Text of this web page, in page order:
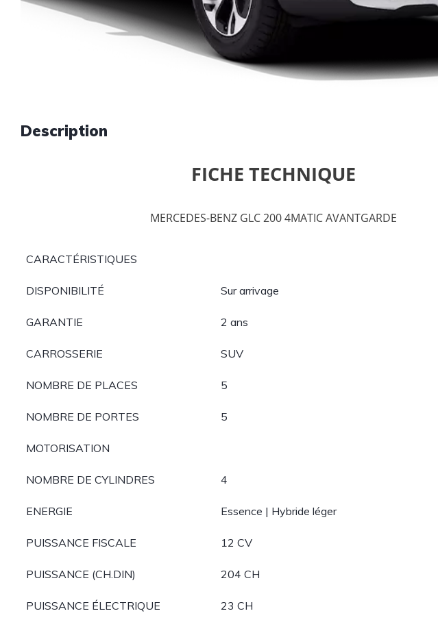
Description
FICHE TECHNIQUE
MERCEDES-BENZ GLC 200 4MATIC AVANTGARDE
CARACTÉRISTIQUES
DISPONIBILITÉ Sur arrivage
GARANTIE 2 ans
CARROSSERIE SUV
NOMBRE DE PLACES 5
NOMBRE DE PORTES 5
MOTORISATION
NOMBRE DE CYLINDRES 4
ENERGIE Essence | Hybride léger
PUISSANCE FISCALE 12 CV
PUISSANCE (CH.DIN) 204 CH
PUISSANCE ÉLECTRIQUE 23 CH